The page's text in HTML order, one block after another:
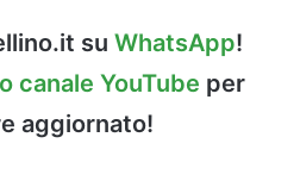
su WhatsApp!
canale YouTube per
aggiornato!